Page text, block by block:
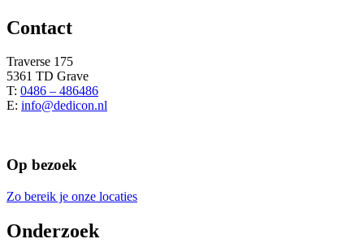
Contact
Traverse 175
5361 TD Grave
T: 0486 – 486486
E: info@dedicon.nl
Op bezoek
Zo bereik je onze locaties
Onderzoek